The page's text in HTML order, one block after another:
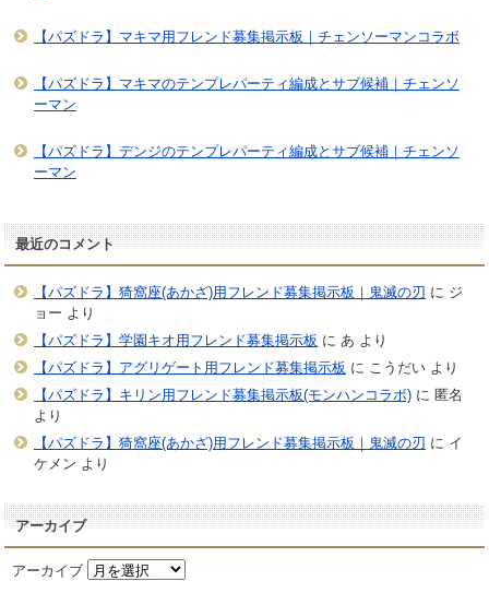
【パズドラ】マキマ用フレンド募集掲示板｜チェンソーマンコラボ
【パズドラ】マキマのテンプレパーティ編成とサブ候補｜チェンソ
ーマン
【パズドラ】デンジのテンプレパーティ編成とサブ候補｜チェンソ
ーマン
最近のコメント
【パズドラ】猗窩座(あかざ)用フレンド募集掲示板｜鬼滅の刃 に ジ
ョー より
【パズドラ】学園キオ用フレンド募集掲示板 に あ より
【パズドラ】アグリゲート用フレンド募集掲示板 に こうだいより
【パズドラ】キリン用フレンド募集掲示板(モンハンコラボ)に 匿名
より
【パズドラ】猗窩座(あかざ)用フレンド募集掲示板｜鬼滅の刃 に イ
ケメン より
アーカイブ
アーカイブ